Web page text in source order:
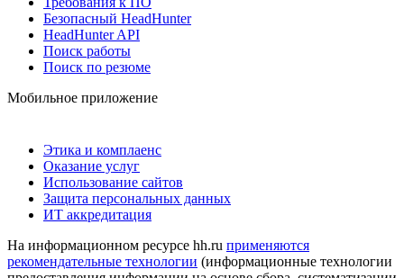
Безопасный HeadHunter
HeadHunter API
Поиск работы
Поиск по резюме
Мобильное приложение
Этика и комплаенс
Оказание услуг
Использование сайтов
Защита персональных данных
ИТ аккредитация
На информационном ресурсе hh.ru применяются
рекомендательные технологии (информационные технологии